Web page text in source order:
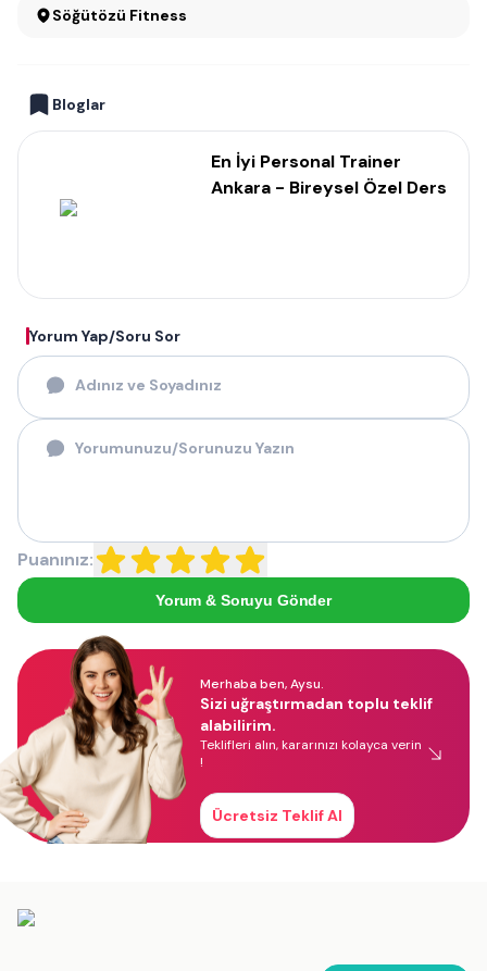
Söğütözü Fitness
Bloglar
En İyi Personal Trainer
Ankara - Bireysel Özel Ders
Yorum Yap/Soru Sor
Puanınız:
Yorum & Soruyu Gönder
Merhaba ben, Aysu.
Sizi uğraştırmadan toplu teklif
alabilirim.
Teklifleri alın, kararınızı kolayca verin
!
Ücretsiz Teklif Al